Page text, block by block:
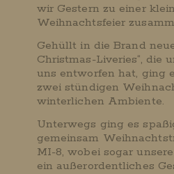
wir Gestern zu einer
Weihnachtsfeier
Gehüllt in die Brand
Christmas-Liveries“, die
uns entworfen hat, ging
zwei stündigen
winterlichen Ambiente.
Unterwegs ging es
gemeinsam
MI-8, wobei sogar
ein außerordentliches